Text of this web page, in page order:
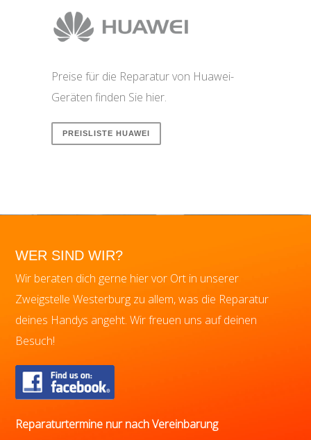
Preise für die Reparatur von Huawei-
Geräten finden Sie hier.
PREISLISTE HUAWEI
WER SIND WIR?
Wir beraten dich gerne hier vor Ort in unserer
Zweigstelle Westerburg zu allem, was die Reparatur
deines Handys angeht. Wir freuen uns auf deinen
Besuch!
Reparaturtermine nur nach Vereinbarung